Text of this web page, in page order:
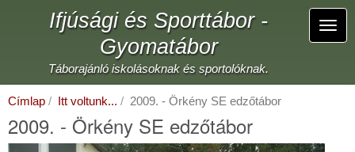
Ifjúsági és Sporttábor -
Gyomatábor
Táborajánló iskolásoknak és sportolóknak.
Címlap Itt voltunk... 2009. - Örkény SE edzőtábor
2009. - Örkény SE edzőtábor